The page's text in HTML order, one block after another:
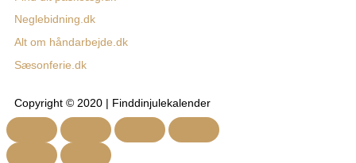
Neglebidning.dk
Alt om håndarbejde.dk
Sæsonferie.dk
Copyright © 2020 | Finddinjulekalender